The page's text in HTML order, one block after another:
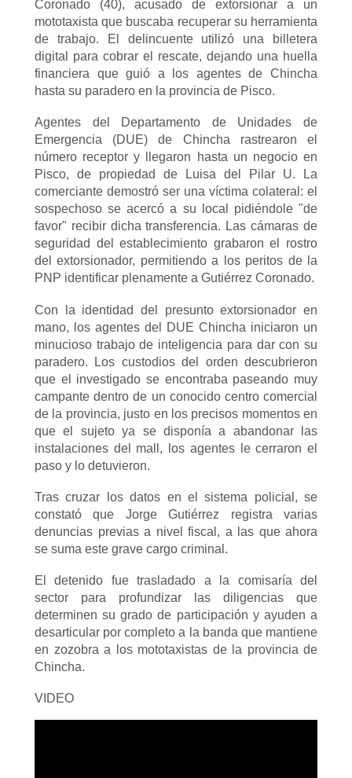
Coronado (40), acusado de extorsionar a un
mototaxista que buscaba recuperar su herramienta
de trabajo. El delincuente utilizó una billetera
digital para cobrar el rescate, dejando una huella
financiera que guió a los agentes de Chincha
hasta su paradero en la provincia de Pisco.
Agentes del Departamento de Unidades de
Emergencia (DUE) de Chincha rastrearon el
número receptor y llegaron hasta un negocio en
Pisco, de propiedad de Luisa del Pilar U. La
comerciante demostró ser una víctima colateral: el
sospechoso se acercó a su local pidiéndole "de
favor" recibir dicha transferencia. Las cámaras de
seguridad del establecimiento grabaron el rostro
del extorsionador, permitiendo a los peritos de la
PNP identificar plenamente a Gutiérrez Coronado.
Con la identidad del presunto extorsionador en
mano, los agentes del DUE Chincha iniciaron un
minucioso trabajo de inteligencia para dar con su
paradero. Los custodios del orden descubrieron
que el investigado se encontraba paseando muy
campante dentro de un conocido centro comercial
de la provincia, justo en los precisos momentos en
que el sujeto ya se disponía a abandonar las
instalaciones del mall, los agentes le cerraron el
paso y lo detuvieron.
Tras cruzar los datos en el sistema policial, se
constató que Jorge Gutiérrez registra varias
denuncias previas a nivel fiscal, a las que ahora
se suma este grave cargo criminal.
El detenido fue trasladado a la comisaría del
sector para profundizar las diligencias que
determinen su grado de participación y ayuden a
desarticular por completo a la banda que mantiene
en zozobra a los mototaxistas de la provincia de
Chincha.
VIDEO